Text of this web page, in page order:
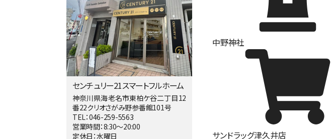
バ15分 ・歩1分
リビングダイニング部分の床暖房完備 車
並列2台駐…
第5位
3,598万円
4ＬＤＫ
長後駅
バ11分・歩6分
全棟ＬＤＫは16帖の4ＬＤＫ！食器洗い乾燥
機や浴…
第6位
4,190万円
センチュリー21スマートフルホーム
神奈川県海老名市東柏ケ谷二丁目12
番22クリオさがみ野参番館101号
TEL：046-259-5563
営業時間：8:30～20:00
定休日：水曜日
中野神社
サンドラッグ津久井店